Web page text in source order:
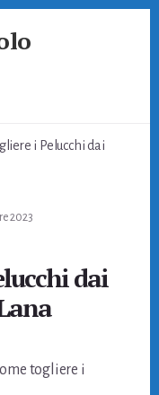
i Pelucchi dai
2023
dai
togliere i